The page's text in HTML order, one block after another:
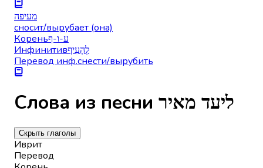
מעיפה
сносит/вырубает (она)
Кореньע-ו-ף
Инфинитивלְהָעִיף
Перевод инф.снести/вырубить
Слова из песни ליעד מאיר
Скрыть глаголы
Иврит
Перевод